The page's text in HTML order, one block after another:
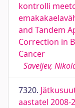
kontrolli
and Tandem
Correction in
Cancer
Saveljev,
7320.
aastatel